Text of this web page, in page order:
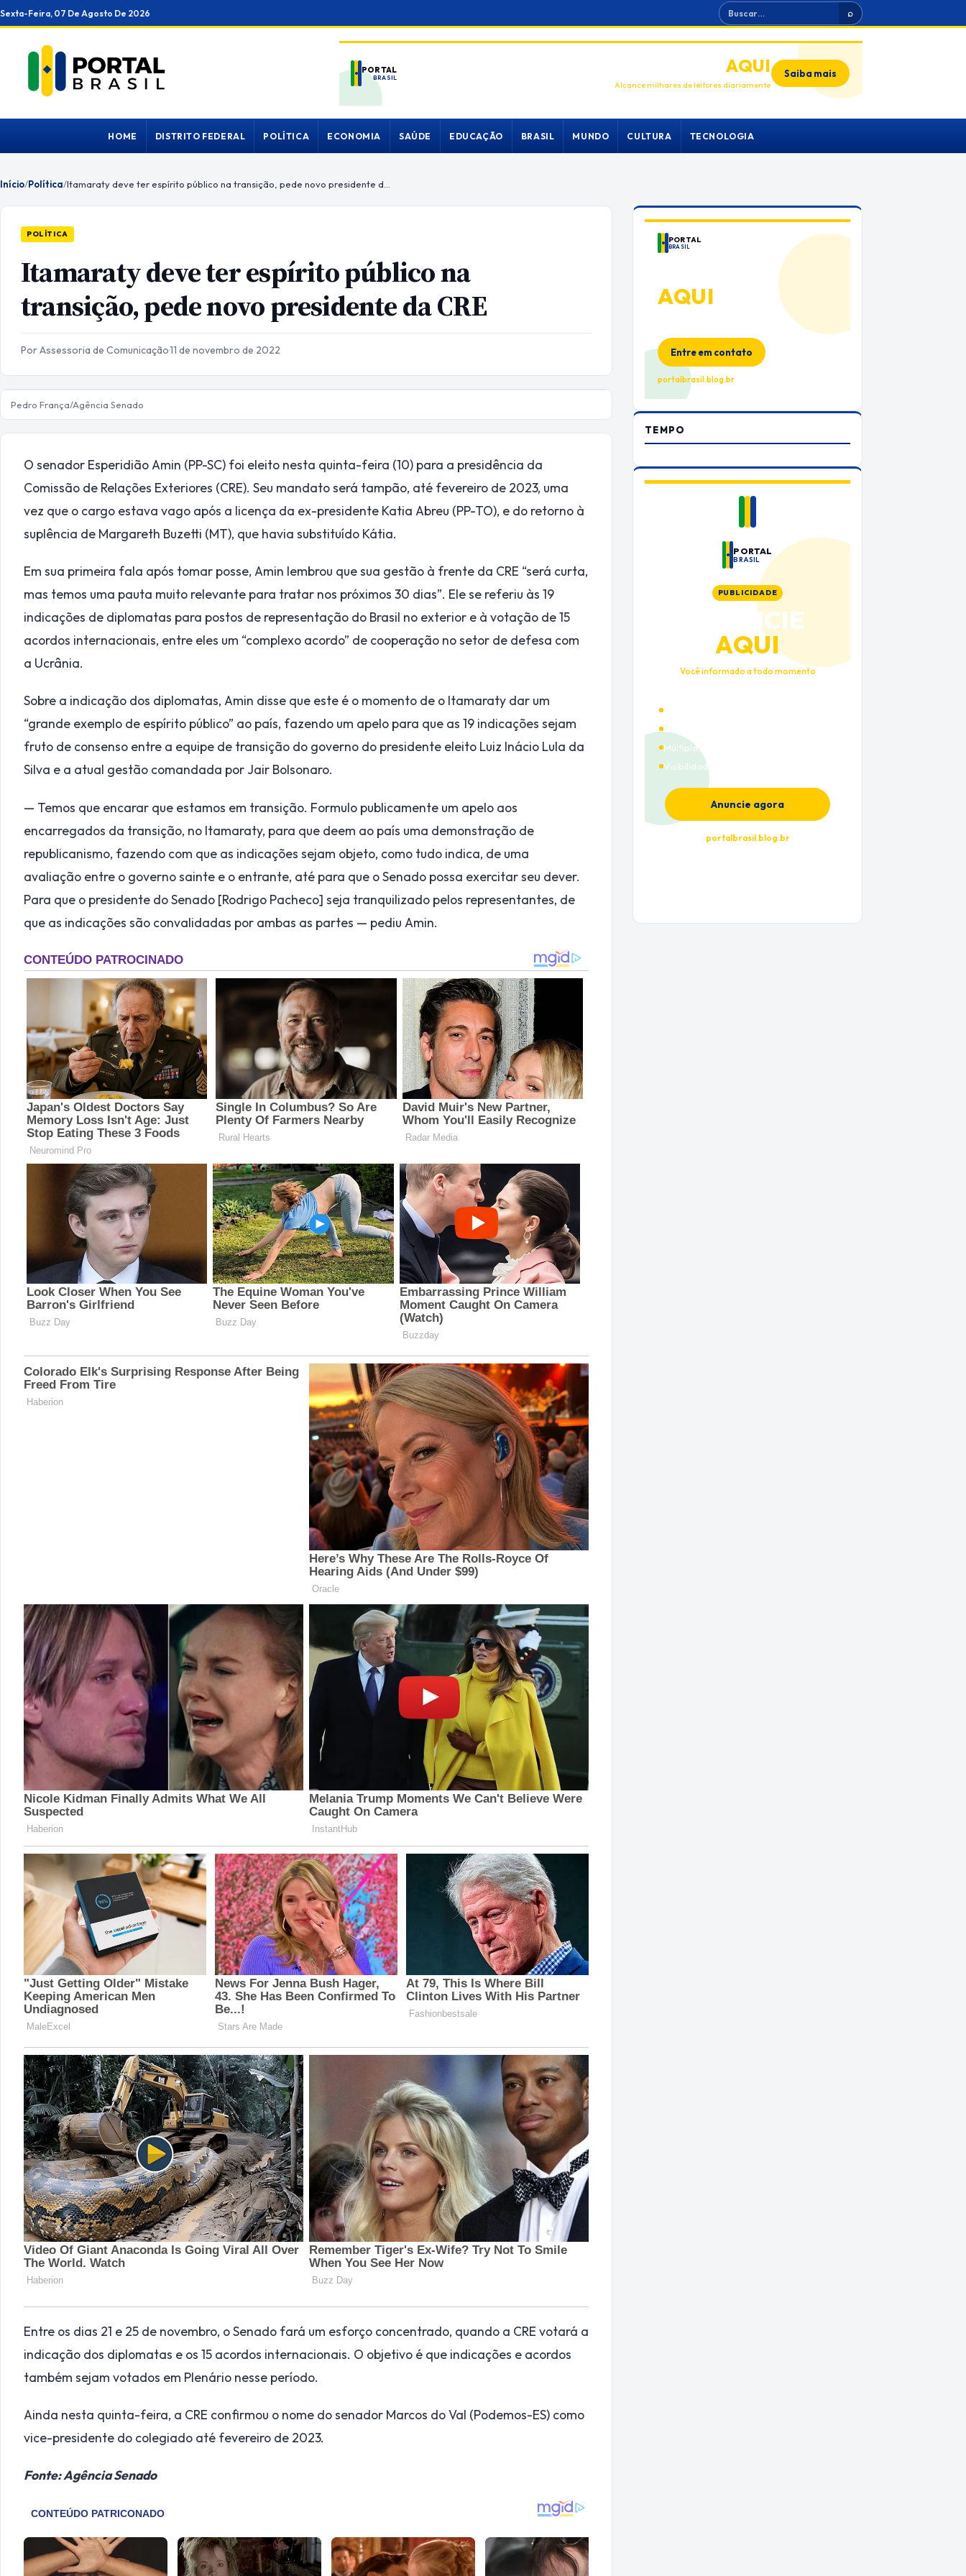
Ir
para
conteúdo
Sexta-Feira, 07 De Agosto De 2026 Buscar ⌕
PORTAL
BRASIL
ANUNCIEAQUI
Alcance milhares de leitores diariamente
Saiba mais
HOME DISTRITO FEDERAL POLÍTICA ECONOMIA SAÚDE EDUCAÇÃO BRASIL MUNDO CULTURA TECNOLOGIA
Início/Política/
POLÍTICA
Itamaraty deve ter espírito público na
transição, pede novo presidente da CRE
Por Assessoria de Comunicação·11 de novembro de 2022
Pedro França/Agência Senado
O senador Esperidião Amin (PP-SC) foi eleito nesta quinta-feira (10) para a presidência da
Comissão de Relações Exteriores (CRE). Seu mandato será tampão, até fevereiro de 2023, uma
vez que o cargo estava vago após a licença da ex-presidente Katia Abreu (PP-TO), e do retorno à
suplência de Margareth Buzetti (MT), que havia substituído Kátia.
Em sua primeira fala após tomar posse, Amin lembrou que sua gestão à frente da CRE “será curta,
mas temos uma pauta muito relevante para tratar nos próximos 30 dias”. Ele se referiu às 19
indicações de diplomatas para postos de representação do Brasil no exterior e à votação de 15
acordos internacionais, entre eles um “complexo acordo” de cooperação no setor de defesa com
a Ucrânia.
Sobre a indicação dos diplomatas, Amin disse que este é o momento de o Itamaraty dar um
“grande exemplo de espírito público” ao país, fazendo um apelo para que as 19 indicações sejam
fruto de consenso entre a equipe de transição do governo do presidente eleito Luiz Inácio Lula da
Silva e a atual gestão comandada por Jair Bolsonaro.
— Temos que encarar que estamos em transição. Formulo publicamente um apelo aos
encarregados da transição, no Itamaraty, para que deem ao país uma demonstração de
republicanismo, fazendo com que as indicações sejam objeto, como tudo indica, de uma
avaliação entre o governo sainte e o entrante, até para que o Senado possa exercitar seu dever.
Para que o presidente do Senado [Rodrigo Pacheco] seja tranquilizado pelos representantes, de
que as indicações são convalidadas por ambas as partes — pediu Amin.
Entre os dias 21 e 25 de novembro, o Senado fará um esforço concentrado, quando a CRE votará a
indicação dos diplomatas e os 15 acordos internacionais. O objetivo é que indicações e acordos
também sejam votados em Plenário nesse período.
Ainda nesta quinta-feira, a CRE confirmou o nome do senador Marcos do Val (Podemos-ES) como
vice-presidente do colegiado até fevereiro de 2023.
Fonte: Agência Senado
PORTAL
BRASIL
AQUI
Espaço premium para sua marca
Entre em contato
portalbrasil.blog.br
TEMPO
PORTAL
BRASIL
PUBLICIDADE
ANUNCIE
AQUI
Você informado a todo momento
Múltiplas categorias
Visibilidade premium
Anuncie agora
portalbrasil.blog.br